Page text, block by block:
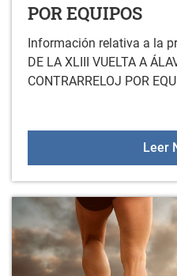
POR EQUIPOS
Información relativa a la
DE LA XLIII VUELTA A
CONTRARRELOJ POR
Leer